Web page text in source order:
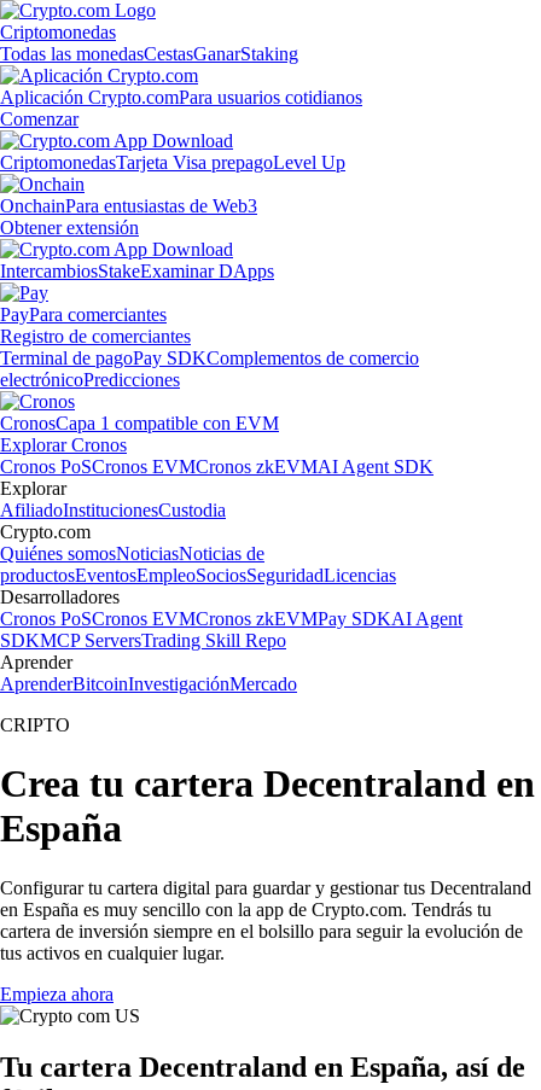
Criptomonedas
Todas las monedasCestasGanarStaking
Aplicación Crypto.comPara usuarios cotidianos
Comenzar
CriptomonedasTarjeta Visa prepagoLevel Up
OnchainPara entusiastas de Web3
Obtener extensión
IntercambiosStakeExaminar DApps
PayPara comerciantes
Registro de comerciantes
Terminal de pagoPay SDKComplementos de comercio
electrónicoPredicciones
CronosCapa 1 compatible con EVM
Explorar Cronos
Cronos PoSCronos EVMCronos zkEVMAI Agent SDK
Explorar
AfiliadoInstitucionesCustodia
Crypto.com
Quiénes somosNoticiasNoticias de
productosEventosEmpleoSociosSeguridadLicencias
Desarrolladores
Cronos PoSCronos EVMCronos zkEVMPay SDKAI Agent
SDKMCP ServersTrading Skill Repo
Aprender
AprenderBitcoinInvestigaciónMercado
CRIPTO
Crea tu cartera Decentraland en
España
Configurar tu cartera digital para guardar y gestionar tus Decentraland
en España es muy sencillo con la app de Crypto.com. Tendrás tu
cartera de inversión siempre en el bolsillo para seguir la evolución de
tus activos en cualquier lugar.
Empieza ahora
Tu cartera Decentraland en España, así de